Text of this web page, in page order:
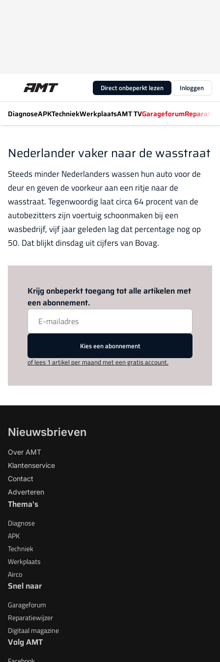
Direct onbeperkt lezen Inloggen
DiagnoseAPKTechniekWerkplaatsAMT TVGarageforum
Nederlander vaker naar de wasstraat
Steeds minder Nederlanders wassen hun auto voor de
deur en geven de voorkeur aan een ritje naar de
wasstraat. Tegenwoordig laat circa 64 procent van de
autobezitters zijn voertuig schoonmaken bij een
wasbedrijf, vijf jaar geleden lag dat percentage nog op
50. Dat blijkt dinsdag uit cijfers van Bovag.
Krijg onbeperkt toegang tot alle artikelen met
een abonnement.
Kies een abonnement
of lees 1 artikel per maand met een gratis account.
Nieuwsbrieven
Over AMT
Klantenservice
Contact
Adverteren
Thema's
Diagnose
APK
Techniek
Werkplaats
Airco
Snel naar
Garageforum
Reparatiewijzer
Digitaal magazine
Volg AMT